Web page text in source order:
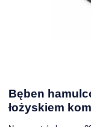
Bęben
łożyskiem